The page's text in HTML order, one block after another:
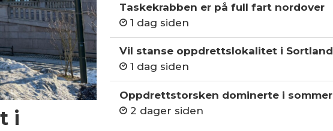
i
Taskekrabben er på full fart nordover
1 dag siden
Vil stanse oppdrettslokalitet i Sortland
1 dag siden
Oppdrettstorsken dominerte i sommer
2 dager siden